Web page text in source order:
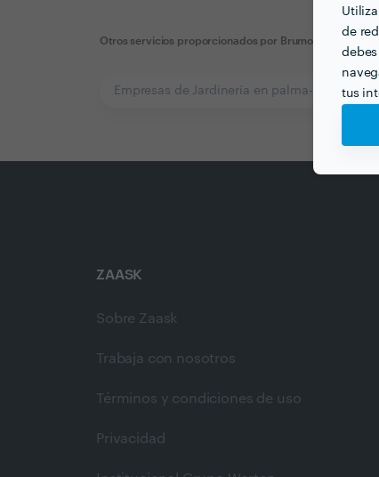
de
tus
Otros servicios proporcionados por Brumomi
Empresas de Jardinería en palma-de-
ZAASK
Sobre Zaask
Trabaja con nosotros
Términos y condiciones de uso
Privacidad